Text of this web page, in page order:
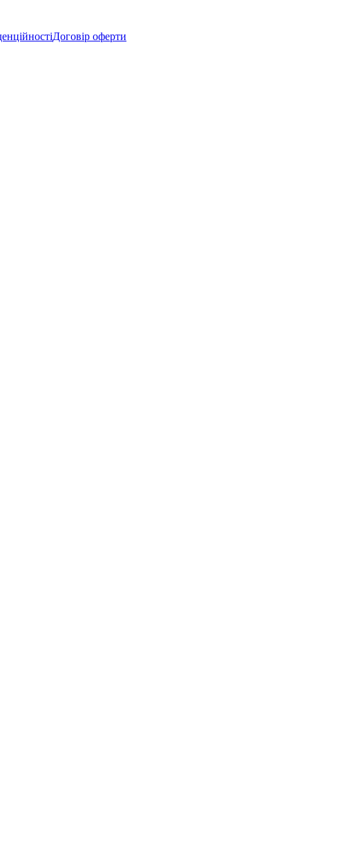
Договір оферти